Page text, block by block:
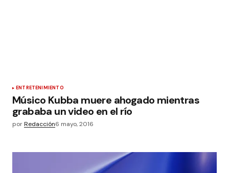
ENTRETENIMIENTO
Músico Kubba muere ahogado mientras
grababa un video en el río
porRedacción6 mayo, 2016